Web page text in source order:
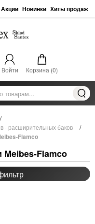
Акции Новинки Хиты продаж
Войти Корзина (0)
/
- расширительных баков
/
Flamco
Meibes-Flamco